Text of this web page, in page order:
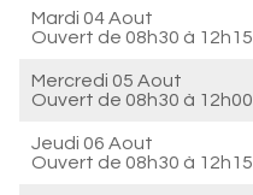
Mardi 04 Aout
Ouvert de 08h30 à 12h15
Mercredi 05 Aout
Ouvert de 08h30 à 12h00
Jeudi 06 Aout
Ouvert de 08h30 à 12h15